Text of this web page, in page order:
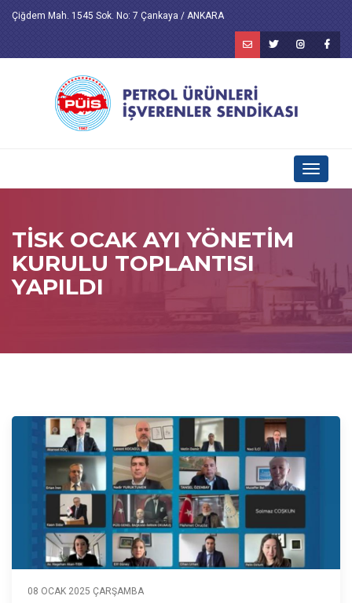
Çiğdem Mah. 1545 Sok. No: 7 Çankaya / ANKARA
Toggle
TİSK OCAK AYI YÖNETİM
KURULU TOPLANTISI
YAPILDI
08 OCAK 2025 ÇARŞAMBA